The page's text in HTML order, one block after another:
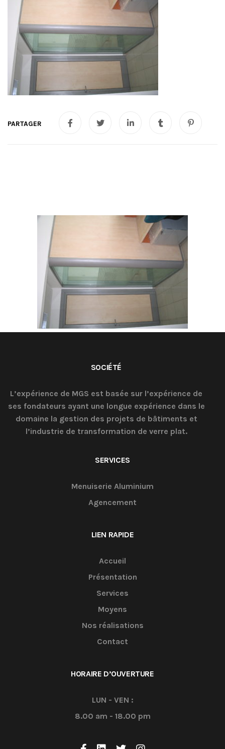
SOCIÉTÉ
L’expérience de MGS est basée sur l’expérience de
ses fondateurs ayant une longue expérience dans le
domaine la gestion des projets de bâtiments et
l’industrie de transformation de verre plat.
SERVICES
Menuiserie Aluminium
Agencement
LIEN RAPIDE
Accueil
Présentation
Services
Moyens
Nos réalisations
Contact
HORAIRE D’OUVERTURE
LUN - VEN :
8.00 am - 18.00 pm